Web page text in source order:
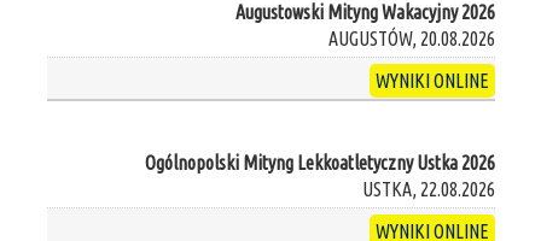
Augustowski Mityng Wakacyjny 2026
AUGUSTÓW, 20.08.2026
WYNIKI ONLINE
Ogólnopolski Mityng Lekkoatletyczny Ustka 2026
USTKA, 22.08.2026
WYNIKI ONLINE